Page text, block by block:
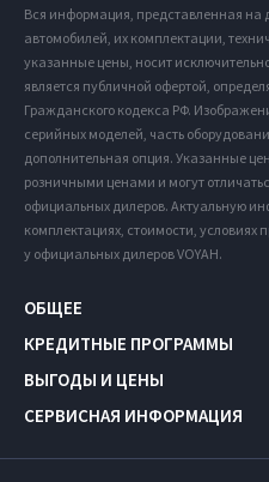
Вся информация, представленная
автомобилей, их комплектации,
указанные цены, носит
является публичной офертой,
Гражданского кодекса РФ.
серийных моделей, часть
дополнительная опция. Указанные
розничными ценами и могут
официальных дилеров. Актуальную
комплектациях, стоимости, условиях
у официальных дилеров VOYAH.
ОБЩЕЕ
КРЕДИТНЫЕ ПРОГРАММЫ
ВЫГОДЫ И ЦЕНЫ
СЕРВИСНАЯ ИНФОРМАЦИЯ